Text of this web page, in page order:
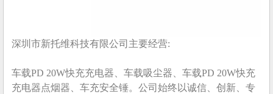
深圳市新托维科技有限公司主要经营:
车载PD 20W快充充电器、车载吸尘器、车载PD 20W快充
充电器点烟器、车充安全锤。公司始终以诚信、创新、专